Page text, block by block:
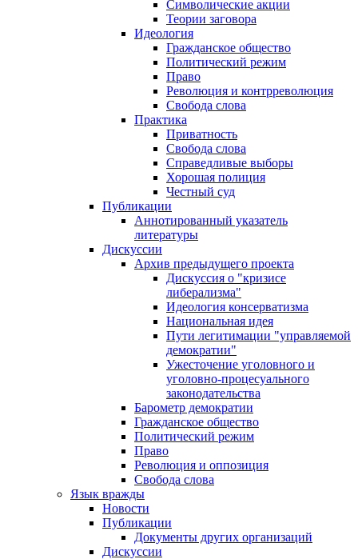
Символические акции
Теории заговора
Идеология
Гражданское общество
Политический режим
Право
Революция и контрреволюция
Свобода слова
Практика
Приватность
Свобода слова
Справедливые выборы
Хорошая полиция
Честный суд
Публикации
Аннотированный указатель
литературы
Дискуссии
Архив предыдущего проекта
Дискуссия о "кризисе
либерализма"
Идеология консерватизма
Национальная идея
Пути легитимации "управляемой
демократии"
Ужесточение уголовного и
уголовно-процесуального
законодательства
Барометр демократии
Гражданское общество
Политический режим
Право
Революция и оппозиция
Свобода слова
Язык вражды
Новости
Публикации
Документы других организаций
Дискуссии